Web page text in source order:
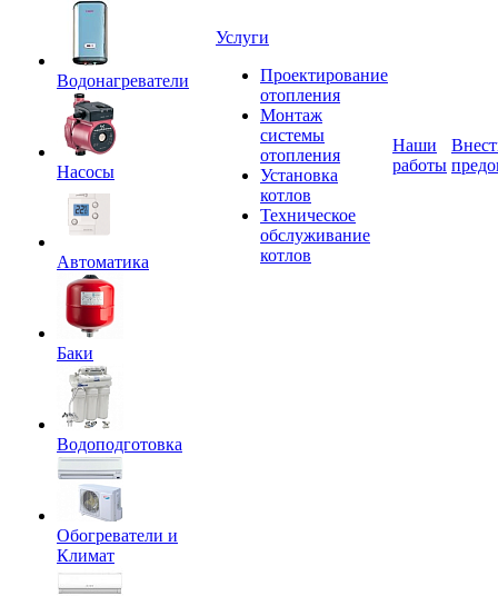
Водонагреватели
Насосы
Автоматика
Баки
Водоподготовка
Обогреватели и
Климат
Услуги
Проектирование
отопления
Монтаж
системы
отопления
Установка
котлов
Техническое
обслуживание
котлов
Наши
работы